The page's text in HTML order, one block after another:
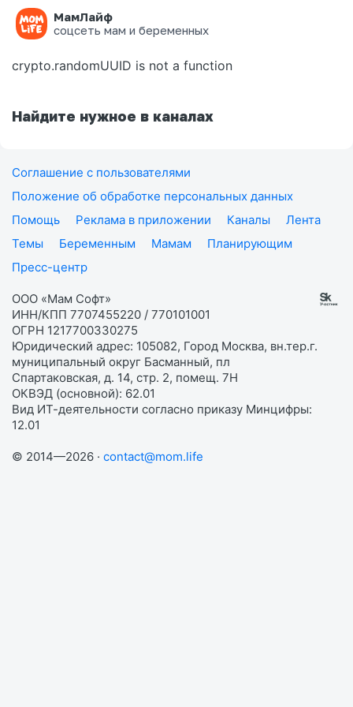
МамЛайф
соцсеть мам и беременных
Ошибка на странице
crypto.randomUUID is not a function
Найдите нужное в каналах
Соглашение с пользователями
Положение об обработке персональных данных
Помощь
Реклама в приложении Каналы
Лента
Темы
Беременным Мамам
Планирующим
Пресс-центр
ООО «Мам Софт»
ИНН/КПП 7707455220 / 770101001
ОГРН 1217700330275
Юридический адрес: 105082, Город Москва, вн.тер.г.
муниципальный округ Басманный, пл
Спартаковская, д. 14, стр. 2, помещ. 7Н
ОКВЭД (основной): 62.01
Вид ИТ-деятельности согласно приказу Минцифры:
12.01
© 2014—2026 · contact@mom.life